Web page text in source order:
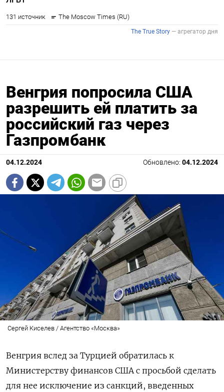
Венгрия попросила США
разрешить ей платить за
российский газ через
Газпромбанк
04.12.2024 Обновлено: 04.12.2024
Сергей Киселев / Агентство «Москва»
Венгрия вслед за Турцией обратилась к
Министерству финансов США с просьбой сделать
для нее исключение из санкций, введенных